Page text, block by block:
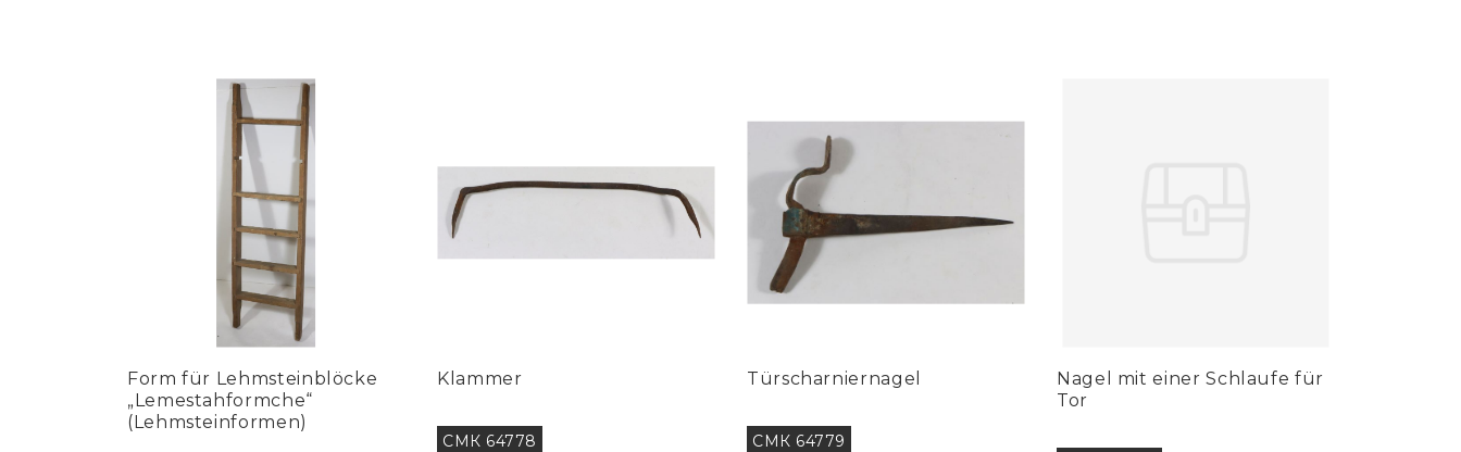
Form für Lehmsteinblöcke
„Lemestahformche“
(Lehmsteinformen)
Klammer
СМК 64778
Türscharniernagel
СМК 64779
Nagel mit einer Schlaufe für
Tor